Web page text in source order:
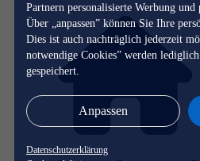
Partnern personalisierte Werbung und
Über „anpassen” können Sie Ihre
Dies ist auch nachträglich jederzeit
notwendige Cookies” werden
gespeichert.
Anpassen
Datenschutzerklärung